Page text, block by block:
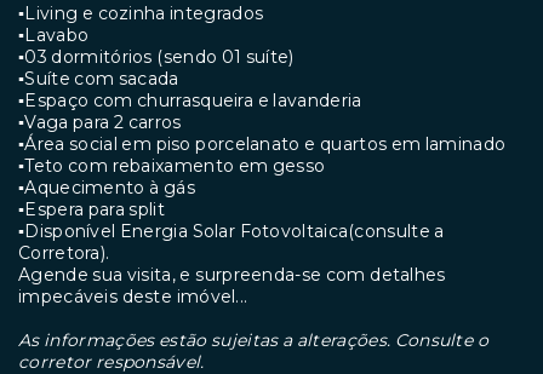
▪︎Living e cozinha integrados
▪︎Lavabo
▪︎03 dormitórios (sendo 01 suíte)
▪︎Suíte com sacada
▪︎Espaço com churrasqueira e lavanderia
▪︎Vaga para 2 carros
▪︎Área social em piso porcelanato e quartos em laminado
▪︎Teto com rebaixamento em gesso
▪︎Aquecimento à gás
▪︎Espera para split
▪︎Disponível Energia Solar Fotovoltaica(consulte a
Corretora).
Agende sua visita, e surpreenda-se com detalhes
impecáveis deste imóvel...
As informações estão sujeitas a alterações. Consulte o
corretor responsável.